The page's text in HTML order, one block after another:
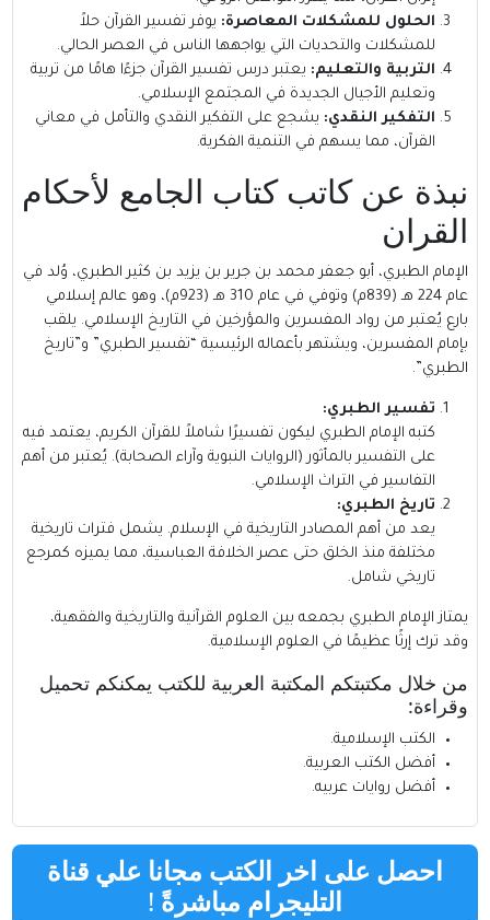
الحلول للمشكلات المعاصرة: يوفر تفسير القرآن حلاً
للمشكلات والتحديات التي يواجهها الناس في العصر الحالي.
التربية والتعليم: يعتبر درس تفسير القرآن جزءًا هامًا من تربية
وتعليم الأجيال الجديدة في المجتمع الإسلامي.
التفكير النقدي: يشجع على التفكير النقدي والتأمل في معاني
القرآن، مما يسهم في التنمية الفكرية.
نبذة عن كاتب كتاب الجامع لأحكام
القران
الإمام الطبري، أبو جعفر محمد بن جرير بن يزيد بن كثير الطبري، وُلد في
عام 224 هـ (839م) وتوفي في عام 310 هـ (923م)، وهو عالم إسلامي
بارع يُعتبر من رواد المفسرين والمؤرخين في التاريخ الإسلامي. يلقب
بإمام المفسرين، ويشتهر بأعماله الرئيسية “تفسير الطبري” و”تاريخ
الطبري”.
تفسير الطبري:
كتبه الإمام الطبري ليكون تفسيرًا شاملاً للقرآن الكريم، يعتمد فيه
على التفسير بالمأثور (الروايات النبوية وآراء الصحابة). يُعتبر من أهم
التفاسير في التراث الإسلامي.
تاريخ الطبري:
يعد من أهم المصادر التاريخية في الإسلام. يشمل فترات تاريخية
مختلفة منذ الخلق حتى عصر الخلافة العباسية، مما يميزه كمرجع
تاريخي شامل.
يمتاز الإمام الطبري بجمعه بين العلوم القرآنية والتاريخية والفقهية،
وقد ترك إرثًا عظيمًا في العلوم الإسلامية.
من خلال مكتبتكم المكتبة العربية للكتب يمكنكم تحميل
وقراءة:
الكتب الإسلامية.
أفضل الكتب العربية.
أفضل روايات عربيه.
احصل على اخر الكتب مجانا علي قناة
التليجرام مباشرةً !